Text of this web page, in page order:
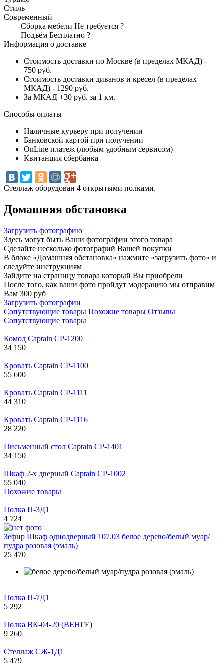
Стиль
Современный
Сборка мебели Не требуется ?
Подъём Бесплатно ?
Информация о доставке
Стоимость доставки по Москве (в пределах МКАД) -
750 руб.
Стоимость доставки диванов и кресел (в пределах
МКАД) - 1290 руб.
За МКАД +30 руб. за 1 км.
Способы оплаты
Наличные курьеру при получении
Банковской картой при получении
OnLine платеж (любым удобным сервисом)
Квитанция сбербанка
Стеллаж оборудован 4 открытыми полками.
Домашняя обстановка
Загрузить фотографию
Здесь могут быть Ваши фотографии этого товара
Сделайте несколько фотографий Вашей покупки
В блоке «Домашняя обстановка» нажмите «загрузить фото» и
следуйте инструкциям
Зайдите на страницу товара который Вы приобрели
После того, как ваши фото пройдут модерацию мы отправим
Вам 300 руб
Загрузить фотографии
Сопутствующие товары Похожие товары Отзывы
Сопутствующие товары
Комод Captain CP-1200
34 150
Кровать Captain CP-1100
55 600
Кровать Captain CP-1111
44 310
Кровать Captain CP-1116
28 220
Письменный стол Captain CP-1401
34 150
Шкаф 2-х дверный Captain CP-1002
55 040
Похожие товары
Полка П-3Д1
4 724
Зефир Шкаф однодверный 107.03 белое дерево/белый муар/
пудра розовая (эмаль)
25 470
Полка П-7Д1
5 292
Полка ВК-04-20 (ВЕНГЕ)
9 260
Стеллаж СЖ-1Д1
5 479